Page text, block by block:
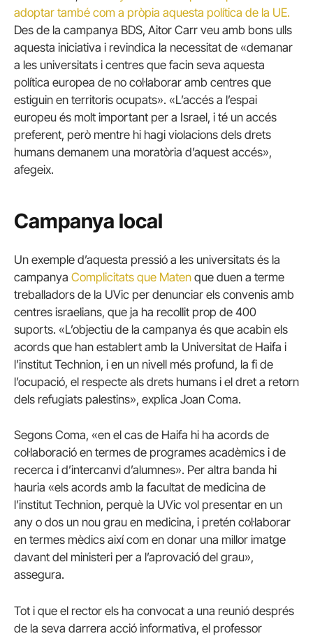
adoptar també com a pròpia aquesta política de la UE.
Des de la campanya BDS, Aitor Carr veu amb bons ulls
aquesta iniciativa i revindica la necessitat de «demanar
a les universitats i centres que facin seva aquesta
política europea de no col·laborar amb centres que
estiguin en territoris ocupats». «L’accés a l’espai
europeu és molt important per a Israel, i té un accés
preferent, però mentre hi hagi violacions dels drets
humans demanem una moratòria d’aquest accés»,
afegeix.
Campanya local
Un exemple d’aquesta pressió a les universitats és la
campanya Complicitats que Maten que duen a terme
treballadors de la UVic per denunciar els convenis amb
centres israelians, que ja ha recollit prop de 400
suports. «L’objectiu de la campanya és que acabin els
acords que han establert amb la Universitat de Haifa i
l’institut Technion, i en un nivell més profund, la fi de
l’ocupació, el respecte als drets humans i el dret a retorn
dels refugiats palestins», explica Joan Coma.
Segons Coma, «en el cas de Haifa hi ha acords de
col·laboració en termes de programes acadèmics i de
recerca i d’intercanvi d’alumnes». Per altra banda hi
hauria «els acords amb la facultat de medicina de
l’institut Technion, perquè la UVic vol presentar en un
any o dos un nou grau en medicina, i pretén col·laborar
en termes mèdics així com en donar una millor imatge
davant del ministeri per a l’aprovació del grau»,
assegura.
Tot i que el rector els ha convocat a una reunió després
de la seva darrera acció informativa, el professor